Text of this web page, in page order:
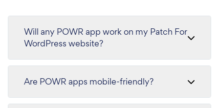
Will any POWR app work on my Patch For
WordPress website?
Are POWR apps mobile-friendly?